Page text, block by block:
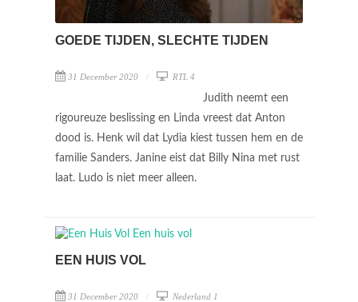
GOEDE TIJDEN, SLECHTE TIJDEN
31 December 2020 RTL 4
Judith neemt een
rigoureuze beslissing en Linda vreest dat Anton
dood is. Henk wil dat Lydia kiest tussen hem en de
familie Sanders. Janine eist dat Billy Nina met rust
laat. Ludo is niet meer alleen.
EEN HUIS VOL
31 December 2020 Nederland 1